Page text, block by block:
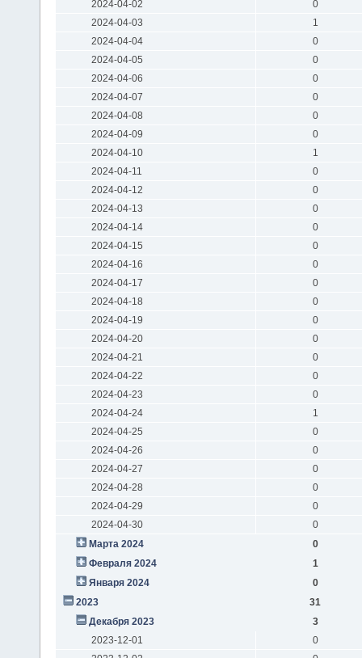
2024-04-02
0
2024-04-03
1
2024-04-04
0
2024-04-05
0
2024-04-06
0
2024-04-07
0
2024-04-08
0
2024-04-09
0
2024-04-10
1
2024-04-11
0
2024-04-12
0
2024-04-13
0
2024-04-14
0
2024-04-15
0
2024-04-16
0
2024-04-17
0
2024-04-18
0
2024-04-19
0
2024-04-20
0
2024-04-21
0
2024-04-22
0
2024-04-23
0
2024-04-24
1
2024-04-25
0
2024-04-26
0
2024-04-27
0
2024-04-28
0
2024-04-29
0
2024-04-30
0
Марта 2024
0
Февраля 2024
1
Января 2024
0
2023
31
Декабря 2023
3
2023-12-01
0